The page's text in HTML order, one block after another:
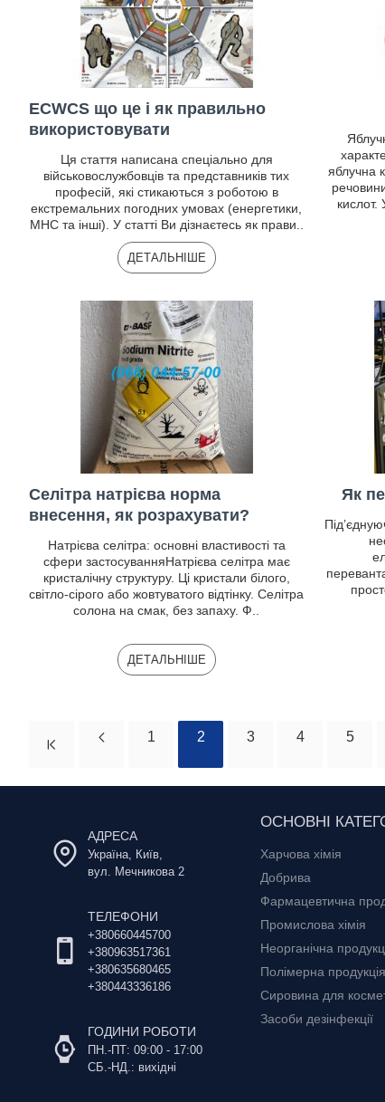
ECWCS що це і як правильно
використовувати
Ця стаття написана спеціально для
військовослужбовців та представників тих
професій, які стикаються з роботою в
екстремальних погодних умовах (енергетики,
МНС та інші). У статті Ви дізнаєтесь як прави..
ДЕТАЛЬНІШЕ
яблучна
кислот.
Селітра натрієва норма
внесення, як розрахувати?
Натрієва селітра: основні властивості та
сфери застосуванняНатрієва селітра має
кристалічну структуру. Ці кристали білого,
світло-сірого або жовтуватого відтінку. Селітра
солона на смак, без запаху. Ф..
ДЕТАЛЬНІШЕ
Як
1 2 3 4 5
АДРЕСА
Україна, Київ,
вул. Мечникова 2
ТЕЛЕФОНИ
+380660445700
+380963517361
+380635680465
+380443336186
ГОДИНИ РОБОТИ
ПН.-ПТ: 09:00 - 17:00
СБ.-НД.: вихідні
ОСНОВНІ
Харчова хімія
Добрива
Фармацевтична
Промислова хімія
Неорганічна
Полімерна продукція
Сировина для
Засоби дезінфекції